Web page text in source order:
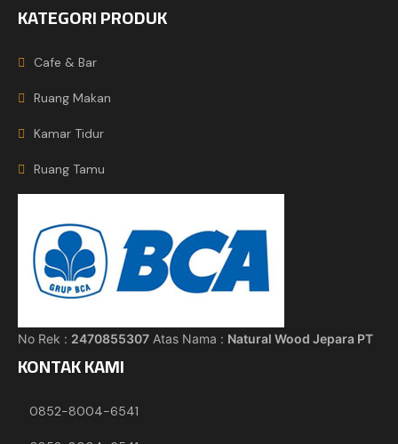
KATEGORI PRODUK
Cafe & Bar
Ruang Makan
Kamar Tidur
Ruang Tamu
No Rek : 2470855307 Atas Nama : Natural Wood Jepara PT
KONTAK KAMI
0852-8004-6541